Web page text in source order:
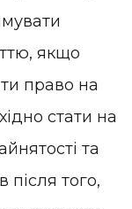
якщо
право на
стати на
та
після того,